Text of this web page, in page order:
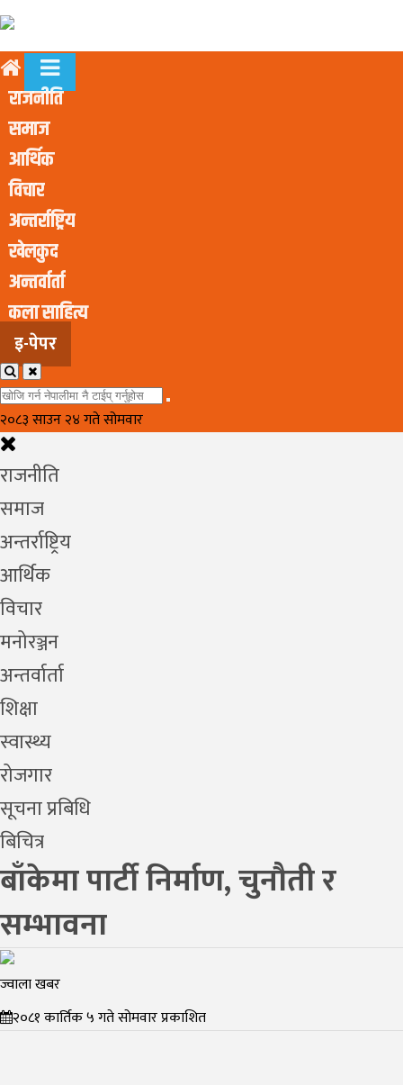
राजनीति
समाज
आर्थिक
विचार
अन्तर्राष्ट्रिय
खेलकुद
अन्तर्वार्ता
कला साहित्य
इ-पेपर
२०८३ साउन २४ गते सोमवार
राजनीति
समाज
अन्तर्राष्ट्रिय
आर्थिक
विचार
मनोरञ्जन
अन्तर्वार्ता
शिक्षा
स्वास्थ्य
रोजगार
सूचना प्रबिधि
बिचित्र
बाँकेमा पार्टी निर्माण, चुनौती र
सम्भावना
ज्वाला खबर
२०८१ कार्तिक ५ गते सोमवार प्रकाशित